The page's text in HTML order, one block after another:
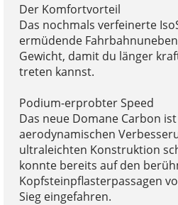
Der Komfortvorteil
Das nochmals verfeinerte
ermüdende
Gewicht, damit du länger
treten kannst.
Podium-erprobter Speed
Das neue Domane Carbon
aerodynamischen
ultraleichten Konstruktion
konnte bereits auf den
Kopfsteinpflasterpassagen
Sieg eingefahren.